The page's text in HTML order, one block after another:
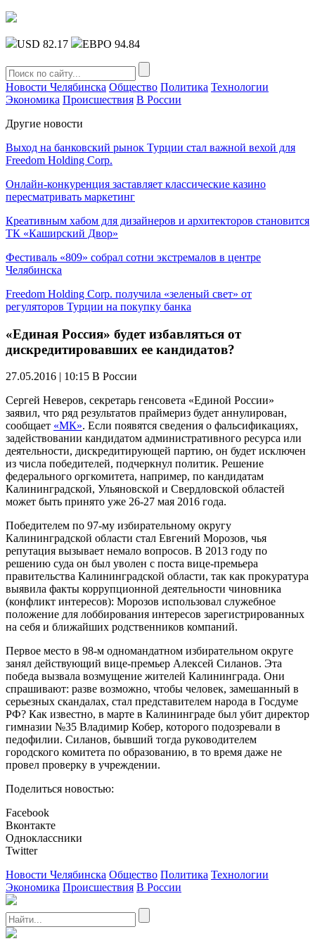
USD 82.17 ЕВРО 94.84
Новости Челябинска Общество Политика Технологии
Экономика Происшествия В России
Другие новости
Выход на банковский рынок Турции стал важной вехой для
Freedom Holding Corp.
Онлайн-конкуренция заставляет классические казино
пересматривать маркетинг
Креативным хабом для дизайнеров и архитекторов становится
ТК «Каширский Двор»
Фестиваль «809» собрал сотни экстремалов в центре
Челябинска
Freedom Holding Corp. получила «зеленый свет» от
регуляторов Турции на покупку банка
«Единая Россия» будет избавляться от
дискредитировавших ее кандидатов?
27.05.2016 | 10:15 В России
Сергей Неверов, секретарь генсовета «Единой России»
заявил, что ряд результатов праймериз будет аннулирован,
сообщает «МК». Если появятся сведения о фальсификациях,
задействовании кандидатом административного ресурса или
деятельности, дискредитирующей партию, он будет исключен
из числа победителей, подчеркнул политик. Решение
федерального оргкомитета, например, по кандидатам
Калининградской, Ульяновской и Свердловской областей
может быть принято уже 26-27 мая 2016 года.
Победителем по 97-му избирательному округу
Калининградской области стал Евгений Морозов, чья
репутация вызывает немало вопросов. В 2013 году по
решению суда он был уволен с поста вице-премьера
правительства Калининградской области, так как прокуратура
выявила факты коррупционной деятельности чиновника
(конфликт интересов): Морозов использовал служебное
положение для лоббирования интересов зарегистрированных
на себя и ближайших родственников компаний.
Первое место в 98-м одномандатном избирательном округе
занял действующий вице-премьер Алексей Силанов. Эта
победа вызвала возмущение жителей Калининграда. Они
спрашивают: разве возможно, чтобы человек, замешанный в
серьезных скандалах, стал представителем народа в Госдуме
РФ? Как известно, в марте в Калининграде был убит директор
гимназии №35 Владимир Кобер, которого подозревали в
педофилии. Силанов, бывший тогда руководителем
городского комитета по образованию, в то время даже не
провел проверку в учреждении.
Поделиться новостью:
Facebook
Вконтакте
Одноклассники
Twitter
Новости Челябинска Общество Политика Технологии
Экономика Происшествия В России